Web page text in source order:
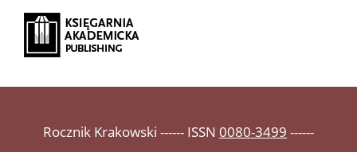
Rocznik Krakowski ------ ISSN 0080-3499 ------